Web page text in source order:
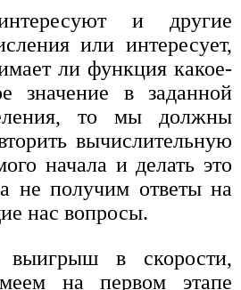
и другие
или интересует,
ли функция какое-
значение в заданной
то мы должны
вычислительную
начала и делать это
не получим ответы на
нас вопросы.
выигрыш в скорости,
на первом этапе